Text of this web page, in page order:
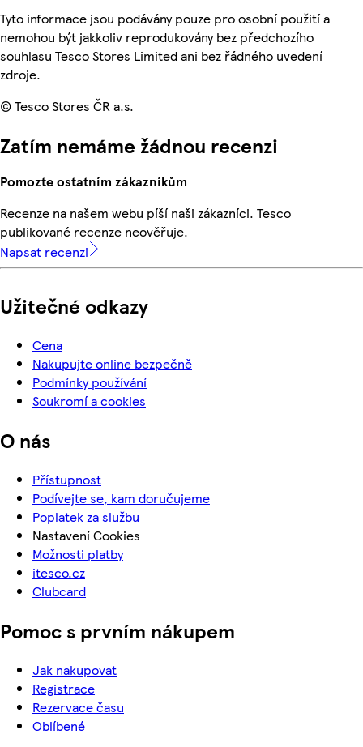
Tyto informace jsou podávány pouze pro osobní použití a
nemohou být jakkoliv reprodukovány bez předchozího
souhlasu Tesco Stores Limited ani bez řádného uvedení
zdroje.
© Tesco Stores ČR a.s.
Zatím nemáme žádnou recenzi
Pomozte ostatním zákazníkům
Recenze na našem webu píší naši zákazníci. Tesco
publikované recenze neověřuje.
Napsat recenzi
Užitečné odkazy
Cena
Nakupujte online bezpečně
Podmínky používání
Soukromí a cookies
O nás
Přístupnost
Podívejte se, kam doručujeme
Poplatek za službu
Nastavení Cookies
Možnosti platby
itesco.cz
Clubcard
Pomoc s prvním nákupem
Jak nakupovat
Registrace
Rezervace času
Oblíbené